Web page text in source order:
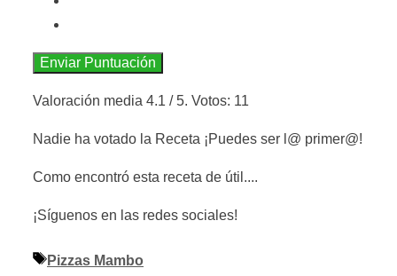
Enviar Puntuación
Valoración media 4.1 / 5. Votos: 11
Nadie ha votado la Receta ¡Puedes ser l@ primer@!
Como encontró esta receta de útil....
¡Síguenos en las redes sociales!
Etiquetas
Pizzas Mambo